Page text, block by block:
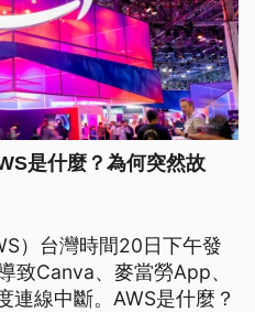
是什麼？為何突然故
）台灣時間20日下午發
致Canva、麥當勞App、
連線中斷。AWS是什麼？